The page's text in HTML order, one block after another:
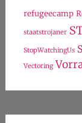
refugeecamp
staatstrojaner
StopWatchingUs
Vectoring